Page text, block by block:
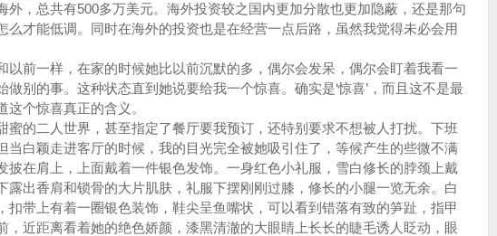
外，总共有500多万美元。海外投资较之国内更加分散也更加隐蔽，还是那句
么才能低调。同时在海外的投资也是在经营一点后路，虽然我觉得未必会用
以前一样，在家的时候她比以前沉默的多，偶尔会发呆，偶尔会盯着我看一
别的事。这种状态直到她说要给我一个惊喜。确实是‘惊喜’，而且这不是最
个惊喜真正的含义。
蜜的二人世界，甚至指定了餐厅要我预订，还特别要求不想被人打扰。下班
当白颖走进客厅的时候，我的目光完全被她吸引住了，等候产生的些微不满
披在肩上，上面戴着一件银色发饰。一身红色小礼服，雪白修长的脖颈上戴
露出香肩和锁骨的大片肌肤，礼服下摆刚刚过膝，修长的小腿一览无余。白
扣带上有着一圈银色装饰，鞋尖呈鱼嘴状，可以看到错落有致的笋趾，指甲
，近距离看着她的绝色娇颜，漆黑清澈的大眼睛上长长的睫毛诱人眨动，眼